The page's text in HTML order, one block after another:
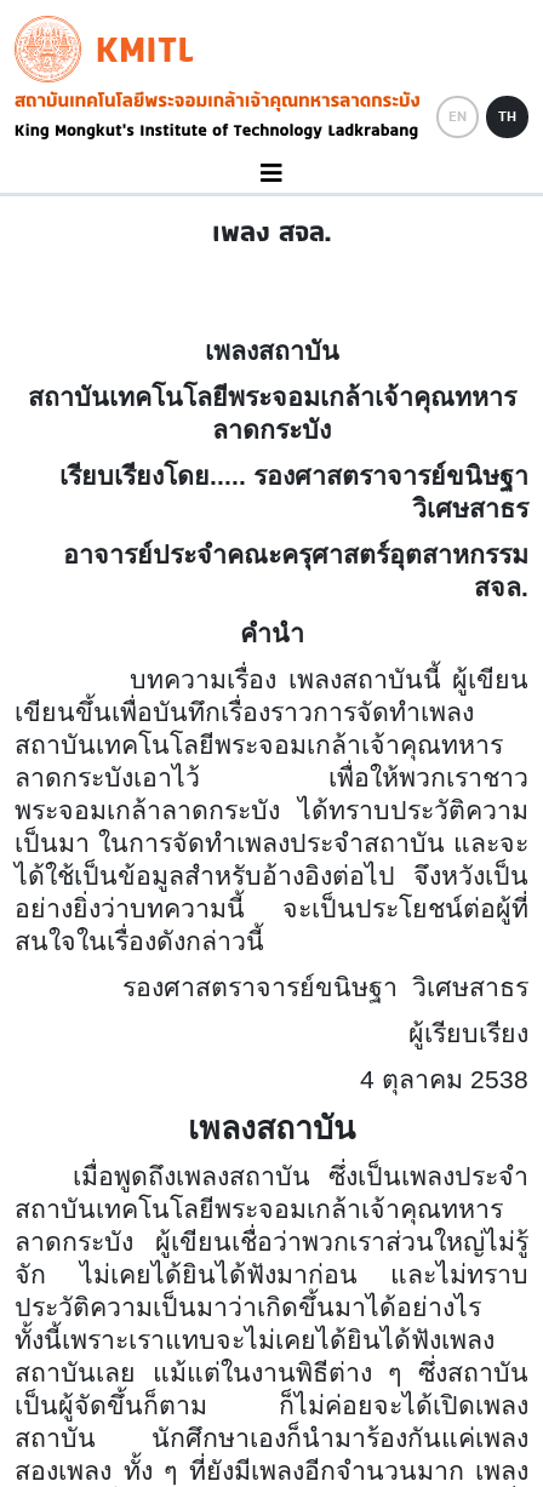
Skip to main content
KMITL
Image
EN TH
เพลง สจล.
เพลงสถาบัน
สถาบันเทคโนโลยีพระจอมเกล้าเจ้าคุณทหาร
ลาดกระบัง
เรียบเรียงโดย..... รองศาสตราจารย์ขนิษฐา
วิเศษสาธร
อาจารย์ประจำคณะครุศาสตร์อุตสาหกรรม
สจล.
คำนำ
บทความเรื่อง เพลงสถาบันนี้ ผู้เขียน
เขียนขึ้นเพื่อบันทึกเรื่องราวการจัดทำเพลง
สถาบันเทคโนโลยีพระจอมเกล้าเจ้าคุณทหาร
ลาดกระบังเอาไว้ เพื่อให้พวกเราชาว
พระจอมเกล้าลาดกระบัง ได้ทราบประวัติความ
เป็นมา ในการจัดทำเพลงประจำสถาบัน และจะ
ได้ใช้เป็นข้อมูลสำหรับอ้างอิงต่อไป จึงหวังเป็น
อย่างยิ่งว่าบทความนี้ จะเป็นประโยชน์ต่อผู้ที่
สนใจในเรื่องดังกล่าวนี้
รองศาสตราจารย์ขนิษฐา วิเศษสาธร
ผู้เรียบเรียง
4 ตุลาคม 2538
เพลงสถาบัน
เมื่อพูดถึงเพลงสถาบัน ซึ่งเป็นเพลงประจำ
สถาบันเทคโนโลยีพระจอมเกล้าเจ้าคุณทหาร
ลาดกระบัง ผู้เขียนเชื่อว่าพวกเราส่วนใหญ่ไม่รู้
จัก ไม่เคยได้ยินได้ฟังมาก่อน และไม่ทราบ
ประวัติความเป็นมาว่าเกิดขึ้นมาได้อย่างไร
ทั้งนี้เพราะเราแทบจะไม่เคยได้ยินได้ฟังเพลง
สถาบันเลย แม้แต่ในงานพิธีต่าง ๆ ซึ่งสถาบัน
เป็นผู้จัดขึ้นก็ตาม ก็ไม่ค่อยจะได้เปิดเพลง
สถาบัน นักศึกษาเองก็นำมาร้องกันแค่เพลง
สองเพลง ทั้ง ๆ ที่ยังมีเพลงอีกจำนวนมาก เพลง